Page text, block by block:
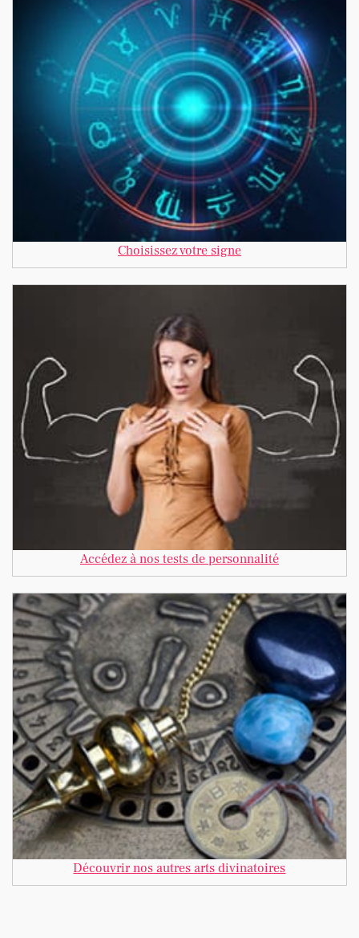
Choisissez votre signe
Accédez à nos tests de personnalité
Découvrir nos autres arts divinatoires